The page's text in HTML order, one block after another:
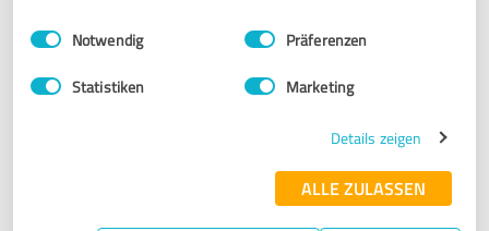
Impressum Datenschutzbestimmungen
Einwilligungsauswahl
Notwendig Präferenzen
Statistiken Marketing
Details zeigen
ALLE ZULASSEN
Empfehlung
Vielen Dank für die kompetente Unterstützung bei dem
nicht alltäglichen Kauf und Verkauf unserer Immobilien!
Erfahrungsbericht & Bewertung zu: